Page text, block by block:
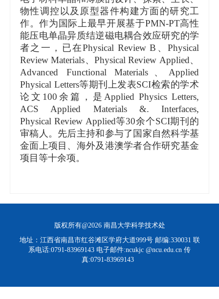
物性调控以及原型器件构建方面的研究工
作。作为国际上最早开展基于PMN-PT高性
能压电单晶异质结逆磁电耦合效应研究的学
者之一，已在Physical ReviewB 、Physical
Review Materials、Physical Review Applied、
Advanced Functional Materials 、 Applied
Physical Letters等期刊上发表SCI检索的学术
论文 100 余篇，是 Applied Physics Letters,
ACS Applied Materials &. Interfaces,
Physical ReviewApplied等30余个SCI期刊的
审稿人。先后主持和参与了国家自然科学基
金面上项目、海外及港澳学者合作研究基金
项目 等十余项。
版权所有@2026 南昌大学科学技术处
地址：江西省南昌市红谷滩区学府大道999号 邮编:330031 联
系电话:0791-83969143 电子邮件:ncukjc @ncu.edu.cn 传
真:0791-83969143